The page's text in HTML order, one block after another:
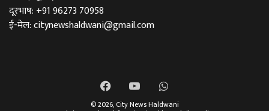
दूरभाष: +91 96273 70958
ई-मेल:citynewshaldwani@gmail.com
FacebookYouTubeWhatsApp
© 2026, City News Haldwani